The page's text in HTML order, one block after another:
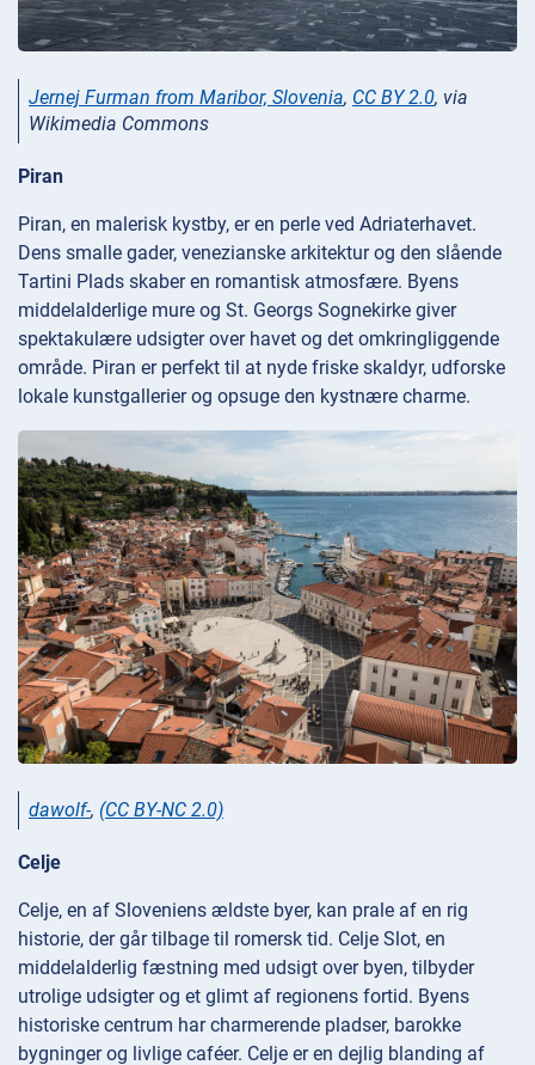
Jernej Furman from Maribor, Slovenia, CC BY 2.0, via
Wikimedia Commons
Piran
Piran, en malerisk kystby, er en perle ved Adriaterhavet.
Dens smalle gader, venezianske arkitektur og den slående
Tartini Plads skaber en romantisk atmosfære. Byens
middelalderlige mure og St. Georgs Sognekirke giver
spektakulære udsigter over havet og det omkringliggende
område. Piran er perfekt til at nyde friske skaldyr, udforske
lokale kunstgallerier og opsuge den kystnære charme.
dawolf-, (CC BY-NC 2.0)
Celje
Celje, en af Sloveniens ældste byer, kan prale af en rig
historie, der går tilbage til romersk tid. Celje Slot, en
middelalderlig fæstning med udsigt over byen, tilbyder
utrolige udsigter og et glimt af regionens fortid. Byens
historiske centrum har charmerende pladser, barokke
bygninger og livlige caféer. Celje er en dejlig blanding af